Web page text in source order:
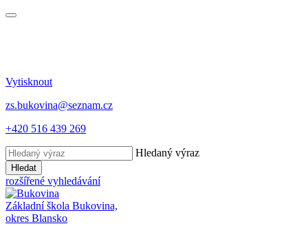
Vytisknout
zs.bukovina@seznam.cz
+420 516 439 269
Hledaný výraz
Hledat
rozšířené vyhledávání
Základní škola Bukovina,
okres Blansko